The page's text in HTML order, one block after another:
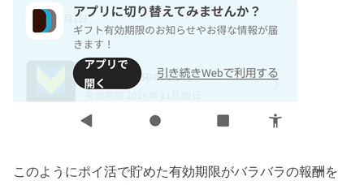
このようにポイ活で貯めた有効期限がバラバラの報酬を